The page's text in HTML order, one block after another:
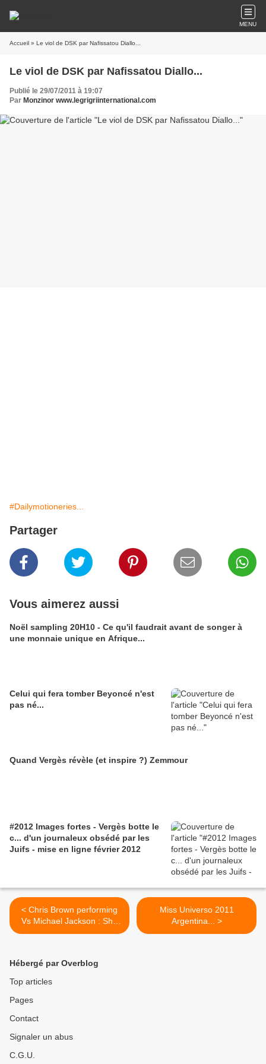
MENU
Accueil » Le viol de DSK par Nafissatou Diallo...
Le viol de DSK par Nafissatou Diallo...
Publié le 29/07/2011 à 19:07
Par Monzinor www.legrigriinternational.com
#Dailymotioneries...
Partager
Vous aimerez aussi
Noël sampling 20H10 - Ce qu'il faudrait avant de songer à
une monnaie unique en Afrique...
Celui qui fera tomber Beyoncé n'est
pas né...
Quand Vergès révèle (et inspire ?) Zemmour
#2012 Images fortes - Vergès botte le
c... d'un journaleux obsédé par les
Juifs - mise en ligne février 2012
< Chris Brown performing
Vs Michael Jackson : She
Ain't You...
Miss Universo 2011
Argentina... >
Hébergé par Overblog
Top articles
Pages
Contact
Signaler un abus
C.G.U.